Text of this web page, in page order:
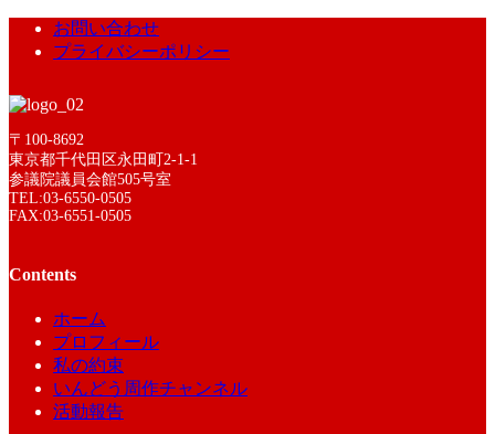
お問い合わせ
プライバシーポリシー
〒100-8692
東京都千代田区永田町2-1-1
参議院議員会館505号室
TEL:03-6550-0505
FAX:03-6551-0505
Contents
ホーム
プロフィール
私の約束
いんどう周作チャンネル
活動報告